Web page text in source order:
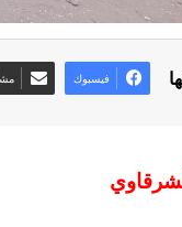
فيسبوك